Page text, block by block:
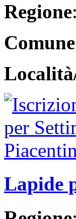
Regione
Comune
Lapide